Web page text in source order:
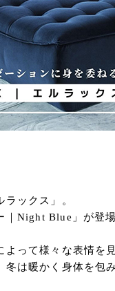
ックス」。
Night Blue」が登場
って様々な表情を
は暖かく身体を包み